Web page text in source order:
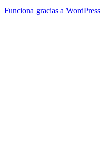
Funciona gracias a WordPress